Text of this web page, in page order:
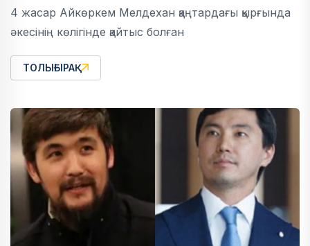
4 жасар Айкөркем Мелдехан қаңтардағы қырғында
әкесінің көлігінде қайтыс болған
ТОЛЫҒЫРАҚ